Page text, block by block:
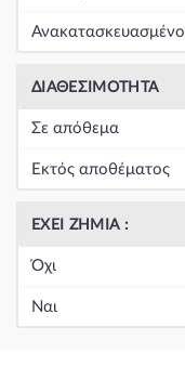
Ανακατασκευασμένο
ΔΙΑΘΕΣΙΜΌΤΗΤΑ
Σε απόθεμα
Εκτός αποθέματος
ΈΧΕΙ ΖΗΜΙΆ :
Όχι
Ναι